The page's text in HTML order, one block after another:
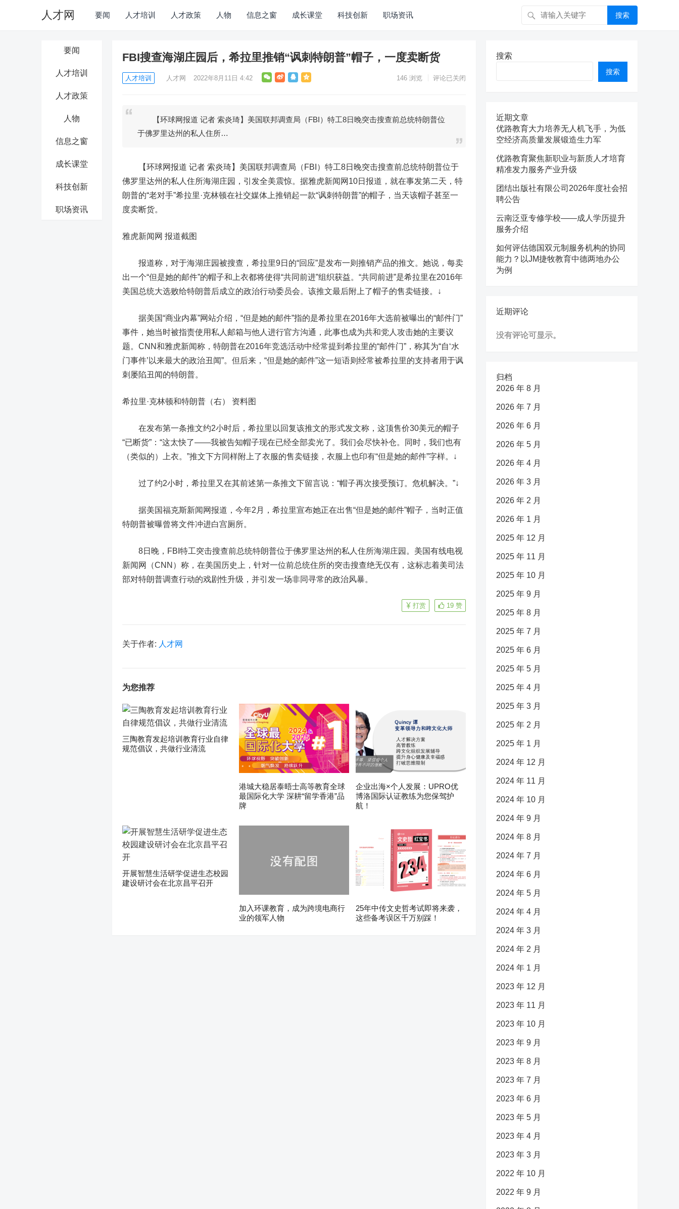
人才网 要闻 人才培训 人才政策 人物 信息之窗 成长课堂 科技创新 职场资讯 搜索
要闻
人才培训
人才政策
人物
信息之窗
成长课堂
科技创新
职场资讯
FBI搜查海湖庄园后，希拉里推销“讽刺特朗普”帽子，一度卖断货
人才培训 人才网 2022年8月11日 4:42 146 浏览 评论已关闭
【环球网报道 记者 索炎琦】美国联邦调查局（FBI）特工8日晚突击搜查前总统特朗普位
于佛罗里达州的私人住所…
【环球网报道 记者 索炎琦】美国联邦调查局（FBI）特工8日晚突击搜查前总统特朗普位于
佛罗里达州的私人住所海湖庄园，引发全美震惊。据雅虎新闻网10日报道，就在事发第二天，特
朗普的“老对手”希拉里·克林顿在社交媒体上推销起一款“讽刺特朗普”的帽子，当天该帽子甚至一
度卖断货。
雅虎新闻网 报道截图
报道称，对于海湖庄园被搜查，希拉里9日的“回应”是发布一则推销产品的推文。她说，每卖
出一个“但是她的邮件”的帽子和上衣都将使得“共同前进”组织获益。“共同前进”是希拉里在2016年
美国总统大选败给特朗普后成立的政治行动委员会。该推文最后附上了帽子的售卖链接。↓
据美国“商业内幕”网站介绍，“但是她的邮件”指的是希拉里在2016年大选前被曝出的“邮件门”
事件，她当时被指责使用私人邮箱与他人进行官方沟通，此事也成为共和党人攻击她的主要议
题。CNN和雅虎新闻称，特朗普在2016年竞选活动中经常提到希拉里的“邮件门”，称其为“自‘水
门事件’以来最大的政治丑闻”。但后来，“但是她的邮件”这一短语则经常被希拉里的支持者用于讽
刺屡陷丑闻的特朗普。
希拉里·克林顿和特朗普（右） 资料图
在发布第一条推文约2小时后，希拉里以回复该推文的形式发文称，这顶售价30美元的帽子
“已断货”：“这太快了——我被告知帽子现在已经全部卖光了。我们会尽快补仓。同时，我们也有
（类似的）上衣。”推文下方同样附上了衣服的售卖链接，衣服上也印有“但是她的邮件”字样。↓
过了约2小时，希拉里又在其前述第一条推文下留言说：“帽子再次接受预订。危机解决。”↓
据美国福克斯新闻网报道，今年2月，希拉里宣布她正在出售“但是她的邮件”帽子，当时正值
特朗普被曝曾将文件冲进白宫厕所。
8日晚，FBI特工突击搜查前总统特朗普位于佛罗里达州的私人住所海湖庄园。美国有线电视
新闻网（CNN）称，在美国历史上，针对一位前总统住所的突击搜查绝无仅有，这标志着美司法
部对特朗普调查行动的戏剧性升级，并引发一场非同寻常的政治风暴。
19 赞
打赏
关于作者: 人才网
为您推荐
三陶教育发起培训教育行业自律
规范倡议，共做行业清流
港城大稳居泰晤士高等教育全球
最国际化大学 深耕“留学香港”品
牌
企业出海×个人发展：UPRO优
博洛国际认证教练为您保驾护
航！
开展智慧生活研学促进生态校园
建设研讨会在北京昌平召开
加入环课教育，成为跨境电商行
业的领军人物
25年中传文史哲考试即将来袭，
这些备考误区千万别踩！
搜索
搜索
近期文章
优路教育大力培养无人机飞手，为低
空经济高质量发展锻造生力军
优路教育聚焦新职业与新质人才培育
精准发力服务产业升级
团结出版社有限公司2026年度社会招
聘公告
云南泛亚专修学校——成人学历提升
服务介绍
如何评估德国双元制服务机构的协同
能力？以JM捷牧教育中德两地办公
为例
近期评论
没有评论可显示。
归档
2026 年 8 月
2026 年 7 月
2026 年 6 月
2026 年 5 月
2026 年 4 月
2026 年 3 月
2026 年 2 月
2026 年 1 月
2025 年 12 月
2025 年 11 月
2025 年 10 月
2025 年 9 月
2025 年 8 月
2025 年 7 月
2025 年 6 月
2025 年 5 月
2025 年 4 月
2025 年 3 月
2025 年 2 月
2025 年 1 月
2024 年 12 月
2024 年 11 月
2024 年 10 月
2024 年 9 月
2024 年 8 月
2024 年 7 月
2024 年 6 月
2024 年 5 月
2024 年 4 月
2024 年 3 月
2024 年 2 月
2024 年 1 月
2023 年 12 月
2023 年 11 月
2023 年 10 月
2023 年 9 月
2023 年 8 月
2023 年 7 月
2023 年 6 月
2023 年 5 月
2023 年 4 月
2023 年 3 月
2022 年 10 月
2022 年 9 月